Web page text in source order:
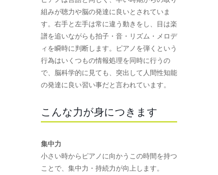
組みが聴力や脳の発達に良いとされていま
す。右手と左手は常に違う動きをし、目は楽
譜を追いながらも拍子・音・リズム・メロデ
ィを瞬時に判断します。ピアノを弾くという
行為はいくつもの情報処理を同時に行うの
で、脳科学的に見ても、突出して人間性知能
の発達に良い習い事だと言われています。
こんな力が身につきます
集中力
小さい時からピアノに向かうこの時間を持つ
ことで、集中力・持続力が向上します。